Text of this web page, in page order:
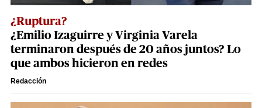
¿Ruptura?
¿Emilio Izaguirre y Virginia Varela
terminaron después de 20 años juntos? Lo
que ambos hicieron en redes
Redacción